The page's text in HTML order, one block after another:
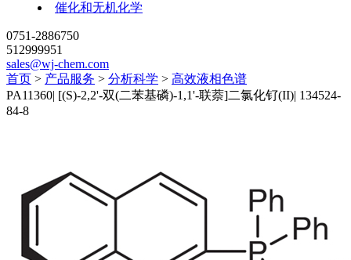
催化和无机化学
0751-2886750
512999951
sales@wj-chem.com
首页 > 产品服务 > 分析科学 > 高效液相色谱
PA11360| [(S)-2,2'-双(二苯基磷)-1,1'-联萘]二氯化钌(II)| 134524-
84-8